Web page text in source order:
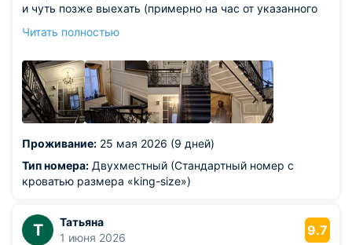
и чуть позже выехать (примерно на час от указанного
Из недостатков: экономия на обслуживающем
завтраки, и решает возникающие вопросы
постояльцев). Как результат - при заселении ждали 5
минут пока откроют дверь с улицы, т.к. человек был
занят на кухне. Завтраки...Лучше увеличить стоимость
чем предлагать кашу в пакетиках. Хотя, думаю, как
бюджетный вариант очень даже не плохо.
Читать полностью
Проживание: 25 мая 2026 (9 дней)
Тип номера: Двухместный (Стандартный номер с
кроватью размера «king-size»)
Т
Татьяна
1 июня 2026
9.7